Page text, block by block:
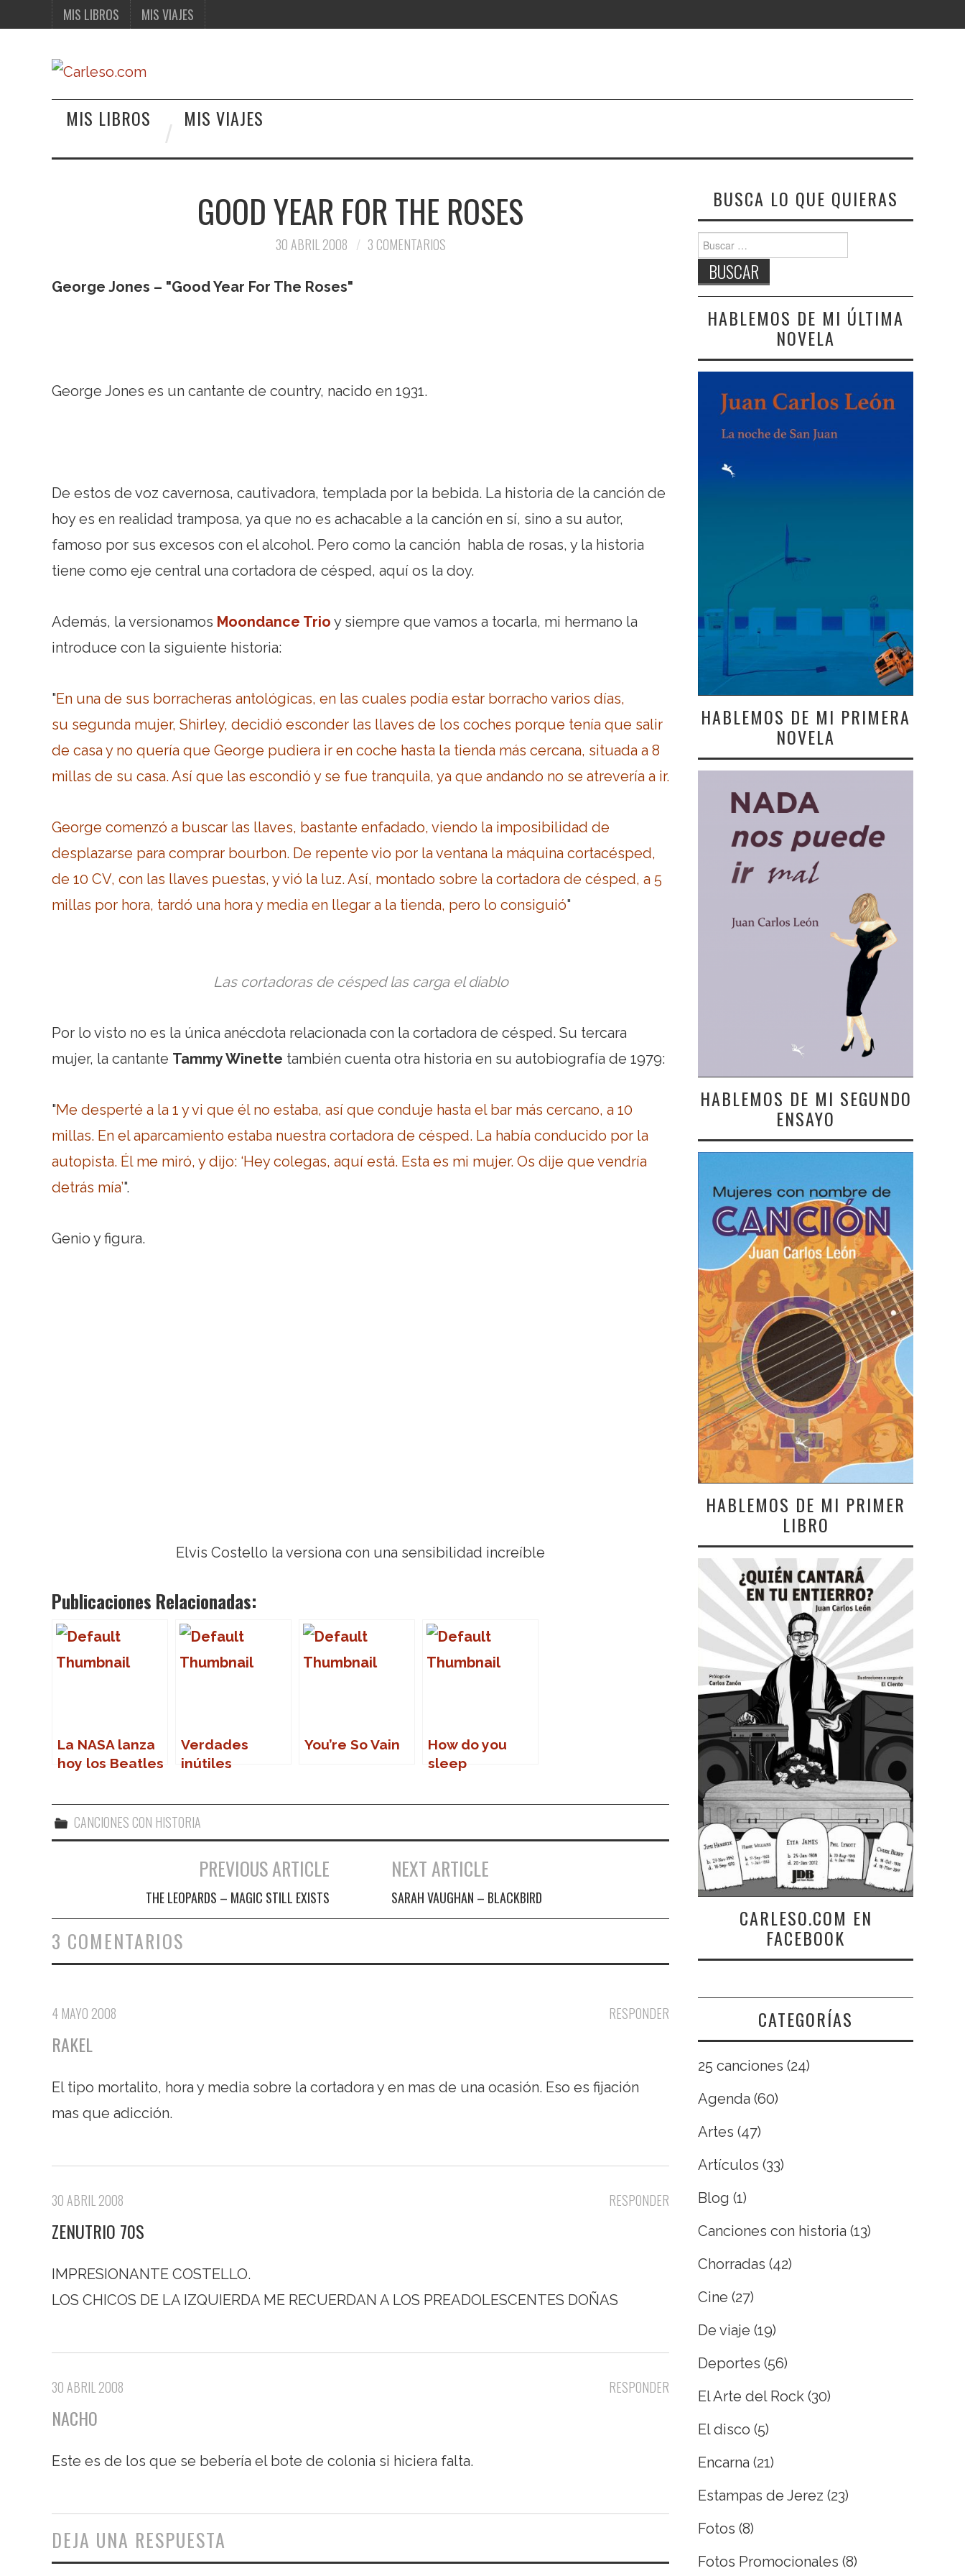
MIS LIBROS MIS VIAJES
MIS LIBROS MIS VIAJES
GOOD YEAR FOR THE ROSES
30 ABRIL 2008 3 COMENTARIOS
George Jones – "Good Year For The Roses"
George Jones es un cantante de country, nacido en 1931.
De estos de voz cavernosa, cautivadora, templada por la bebida. La historia de la canción de
hoy es en realidad tramposa, ya que no es achacable a la canción en sí, sino a su autor,
famoso por sus excesos con el alcohol. Pero como la canción habla de rosas, y la historia
tiene como eje central una cortadora de césped, aquí os la doy.
Además, la versionamos Moondance Trio y siempre que vamos a tocarla, mi hermano la
introduce con la siguiente historia:
"En una de sus borracheras antológicas, en las cuales podía estar borracho varios días,
su segunda mujer, Shirley, decidió esconder las llaves de los coches porque tenía que salir
de casa y no quería que George pudiera ir en coche hasta la tienda más cercana, situada a 8
millas de su casa. Así que las escondió y se fue tranquila, ya que andando no se atrevería a ir.
George comenzó a buscar las llaves, bastante enfadado, viendo la imposibilidad de
desplazarse para comprar bourbon. De repente vio por la ventana la máquina cortacésped,
de 10 CV, con las llaves puestas, y vió la luz. Así, montado sobre la cortadora de césped, a 5
millas por hora, tardó una hora y media en llegar a la tienda, pero lo consiguió"
Las cortadoras de césped las carga el diablo
Por lo visto no es la única anécdota relacionada con la cortadora de césped. Su tercara
mujer, la cantante Tammy Winette también cuenta otra historia en su autobiografía de 1979:
"Me desperté a la 1 y vi que él no estaba, así que conduje hasta el bar más cercano, a 10
millas. En el aparcamiento estaba nuestra cortadora de césped. La había conducido por la
autopista. Él me miró, y dijo: ‘Hey colegas, aquí está. Esta es mi mujer. Os dije que vendría
detrás mía’".
Genio y figura.
Elvis Costello la versiona con una sensibilidad increíble
Publicaciones Relacionadas:
La NASA lanza
hoy los Beatles
Verdades
inútiles
You’re So Vain
How do you
sleep
CANCIONES CON HISTORIA
Navegación de entradas
PREVIOUS ARTICLE
THE LEOPARDS – MAGIC STILL EXISTS
NEXT ARTICLE
SARAH VAUGHAN – BLACKBIRD
3 COMENTARIOS
RESPONDER
4 MAYO 2008
RAKEL
El tipo mortalito, hora y media sobre la cortadora y en mas de una ocasión. Eso es fijación
mas que adicción.
RESPONDER
30 ABRIL 2008
ZENUTRIO 70S
IMPRESIONANTE COSTELLO.
LOS CHICOS DE LA IZQUIERDA ME RECUERDAN A LOS PREADOLESCENTES DOÑAS
RESPONDER
30 ABRIL 2008
NACHO
Este es de los que se bebería el bote de colonia si hiciera falta.
DEJA UNA RESPUESTA
BUSCA LO QUE QUIERAS
Buscar:
HABLEMOS DE MI ÚLTIMA
NOVELA
HABLEMOS DE MI PRIMERA
NOVELA
HABLEMOS DE MI SEGUNDO
ENSAYO
HABLEMOS DE MI PRIMER
LIBRO
CARLESO.COM EN
FACEBOOK
CATEGORÍAS
25 canciones (24)
Agenda (60)
Artes (47)
Artículos (33)
Blog (1)
Canciones con historia (13)
Chorradas (42)
Cine (27)
De viaje (19)
Deportes (56)
El Arte del Rock (30)
El disco (5)
Encarna (21)
Estampas de Jerez (23)
Fotos (8)
Fotos Promocionales (8)